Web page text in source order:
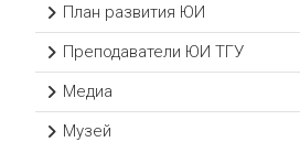
План развития ЮИ
Преподаватели ЮИ ТГУ
Медиа
Музей